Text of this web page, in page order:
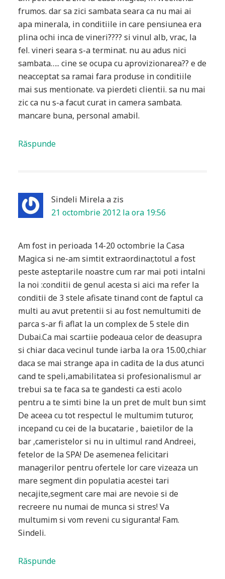
frumos. dar sa zici sambata seara ca nu mai ai
apa minerala, in conditiile in care pensiunea era
plina ochi inca de vineri???? si vinul alb, vrac, la
fel. vineri seara s-a terminat. nu au adus nici
sambata….. cine se ocupa cu aprovizionarea?? e de
neacceptat sa ramai fara produse in conditiile
mai sus mentionate. va pierdeti clientii. sa nu mai
zic ca nu s-a facut curat in camera sambata.
mancare buna, personal amabil.
Răspunde
Sindeli Mirelaa zis
21 octombrie 2012 la ora 19:56
Am fost in perioada 14-20 octombrie la Casa
Magica si ne-am simtit extraordinar,totul a fost
peste asteptarile noastre cum rar mai poti intalni
la noi :conditii de genul acesta si aici ma refer la
conditii de 3 stele afisate tinand cont de faptul ca
multi au avut pretentii si au fost nemultumiti de
parca s-ar fi aflat la un complex de 5 stele din
Dubai.Ca mai scartiie podeaua celor de deasupra
si chiar daca vecinul tunde iarba la ora 15.00,chiar
daca se mai strange apa in cadita de la dus atunci
cand te speli,amabilitatea si profesionalismul ar
trebui sa te faca sa te gandesti ca esti acolo
pentru a te simti bine la un pret de mult bun simt
De aceea cu tot respectul le multumim tuturor,
incepand cu cei de la bucatarie , baietilor de la
bar ,cameristelor si nu in ultimul rand Andreei,
fetelor de la SPA! De asemenea felicitari
managerilor pentru ofertele lor care vizeaza un
mare segment din populatia acestei tari
necajite,segment care mai are nevoie si de
recreere nu numai de munca si stres! Va
multumim si vom reveni cu siguranta! Fam.
Sindeli.
Răspunde